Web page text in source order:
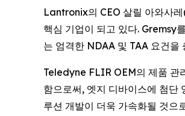
Lantronix의 CEO 살릴 아와사
핵심 기업이 되고 있다. Gremsy
는 엄격한 NDAA 및 TAA 요건을
Teledyne FLIR OEM의 제품 관
함으로써, 엣지 디바이스에 첨단
루션 개발이 더욱 가속화될 것으